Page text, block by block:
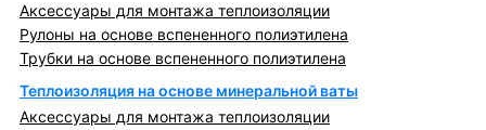
Аксессуары для монтажа теплоизоляции
Рулоны на основе вспененного полиэтилена
Трубки на основе вспененного полиэтилена
Теплоизоляция на основе минеральной ваты
Аксессуары для монтажа теплоизоляции